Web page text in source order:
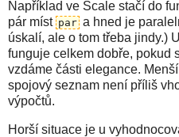
Například ve Scale stačí do
pár míst par a hned je
úskalí, ale o tom třeba jindy.)
funguje celkem dobře, pokud
vzdáme části elegance.
spojový seznam není příliš
výpočtů.
Horší situace je u